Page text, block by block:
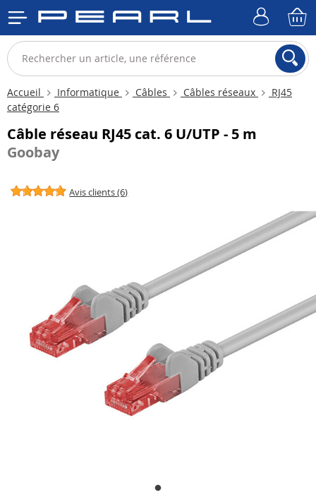
Accueil Informatique Câbles Câbles réseaux
RJ45
catégorie 6
Câble réseau RJ45 cat. 6 U/UTP - 5 m
Goobay
Avis clients (6)